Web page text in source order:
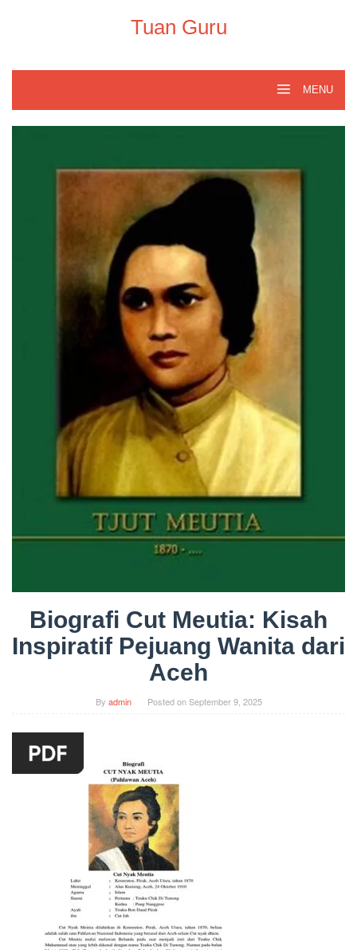
Tuan Guru
MENU
Biografi Cut Meutia: Kisah
Inspiratif Pejuang Wanita dari
Aceh
By admin Posted onSeptember 9, 2025